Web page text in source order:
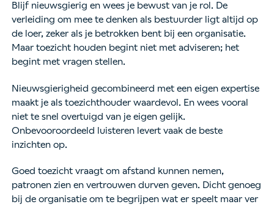
Blijf nieuwsgierig en wees je bewust van je rol. De
verleiding om mee te denken als bestuurder ligt altijd op
de loer, zeker als je betrokken bent bij een organisatie.
Maar toezicht houden begint niet met adviseren; het
begint met vragen stellen.
Nieuwsgierigheid gecombineerd met een eigen expertise
maakt je als toezichthouder waardevol. En wees vooral
niet te snel overtuigd van je eigen gelijk.
Onbevooroordeeld luisteren levert vaak de beste
inzichten op.
Goed toezicht vraagt om afstand kunnen nemen,
patronen zien en vertrouwen durven geven. Dicht genoeg
bij de organisatie om te begrijpen wat er speelt maar ver